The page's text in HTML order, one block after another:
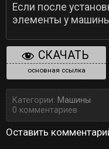
Если после
элементы у
СКАЧАТЬ
основная ссылка
Категории: Машины
0 комментариев
Оставить